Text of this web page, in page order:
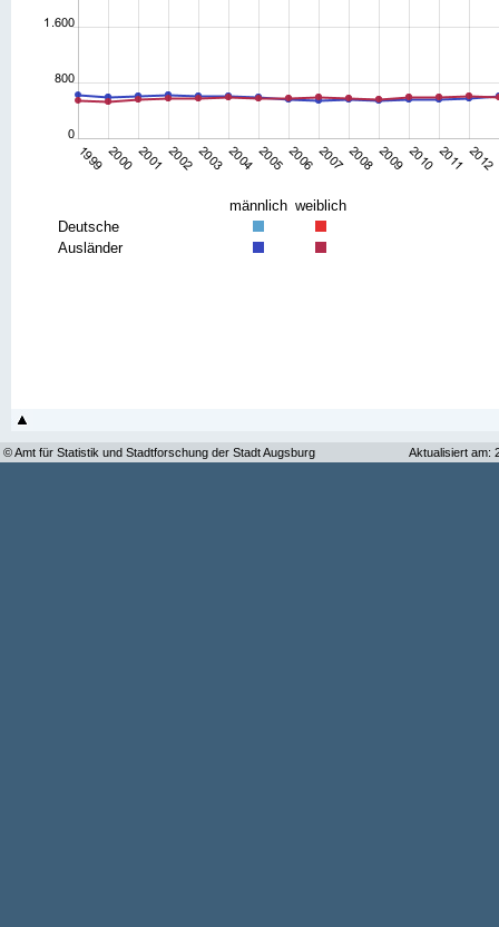
männlich weiblich
Deutsche
Ausländer
© Amt für Statistik und Stadtforschung der Stadt Augsburg Aktualisiert am: